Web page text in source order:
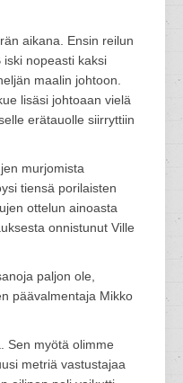
aikana. Ensin reilun
iski nopeasti kaksi
maalin johtoon.
lisäsi johtoaan vielä
erätauolle siirryttiin
murjomista
tiensä porilaisten
ottelun ainoasta
onnistunut Ville
paljon ole,
päävalmentaja Mikko
Sen myötä olimme
metriä vastustajaa